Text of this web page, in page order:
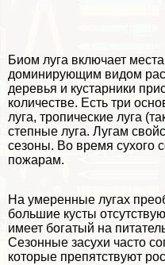
Биом луга включает
доминирующим видом
деревья и кустарники
количестве. Есть три
луга, тропические луга
степные луга. Лугам
сезоны. Во время сухого
пожарам.
На умеренные лугах
большие кусты
имеет богатый на
Сезонные засухи часто
которые препятствуют